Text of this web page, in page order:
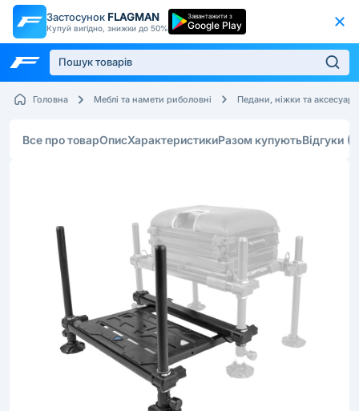
Застосунок FLAGMAN
Купуй вигідно, знижки до 50%
Завантажити з
Google Play
Головна Меблі та намети риболовні Педани, ніжки та
Все про товарОписХарактеристикиРазом купуютьВідгуки